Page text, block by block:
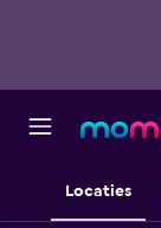
Locaties